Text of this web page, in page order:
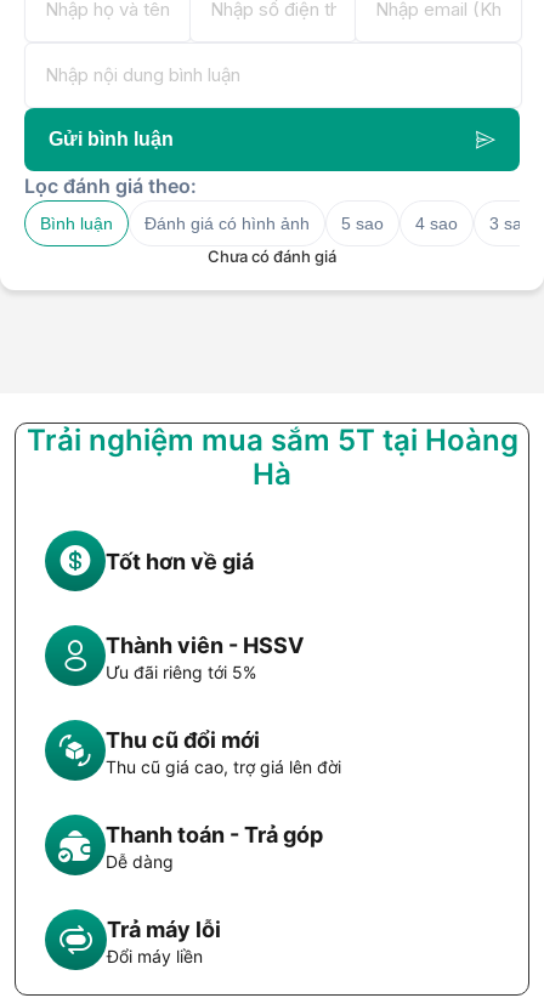
Gửi bình luận
Lọc đánh giá theo:
Bình luận Đánh giá có hình ảnh 5 sao 4 sao
3 sao
Chưa có đánh giá
Trải nghiệm mua sắm 5T tại Hoàng
Hà
Tốt hơn về giá
Thành viên - HSSV
Ưu đãi riêng tới 5%
Thu cũ đổi mới
Thu cũ giá cao, trợ giá lên đời
Thanh toán - Trả góp
Dễ dàng
Trả máy lỗi
Đổi máy liền